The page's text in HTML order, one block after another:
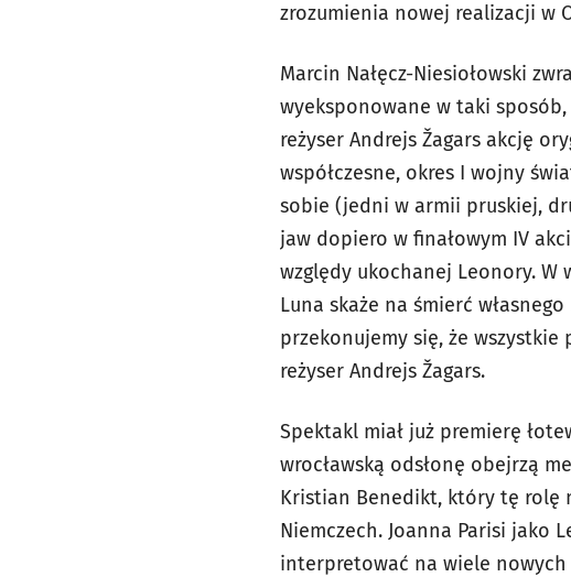
zrozumienia nowej realizacji w
Marcin Nałęcz-Niesiołowski
wyeksponowane w taki
reżyser Andrejs Žagars akcję
współczesne, okres I wojny
sobie (jedni w armii pruskiej,
jaw dopiero w finałowym IV
względy ukochanej Leonory. W
Luna skaże na śmierć
przekonujemy się, że
reżyser Andrejs Žagars.
Spektakl miał już premierę
wrocławską odsłonę obejrzą
Kristian Benedikt, który tę rolę
Niemczech. Joanna Parisi jako
interpretować na wiele nowych